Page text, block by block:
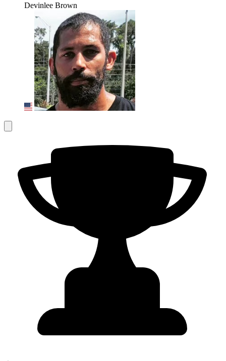
Devinlee Brown